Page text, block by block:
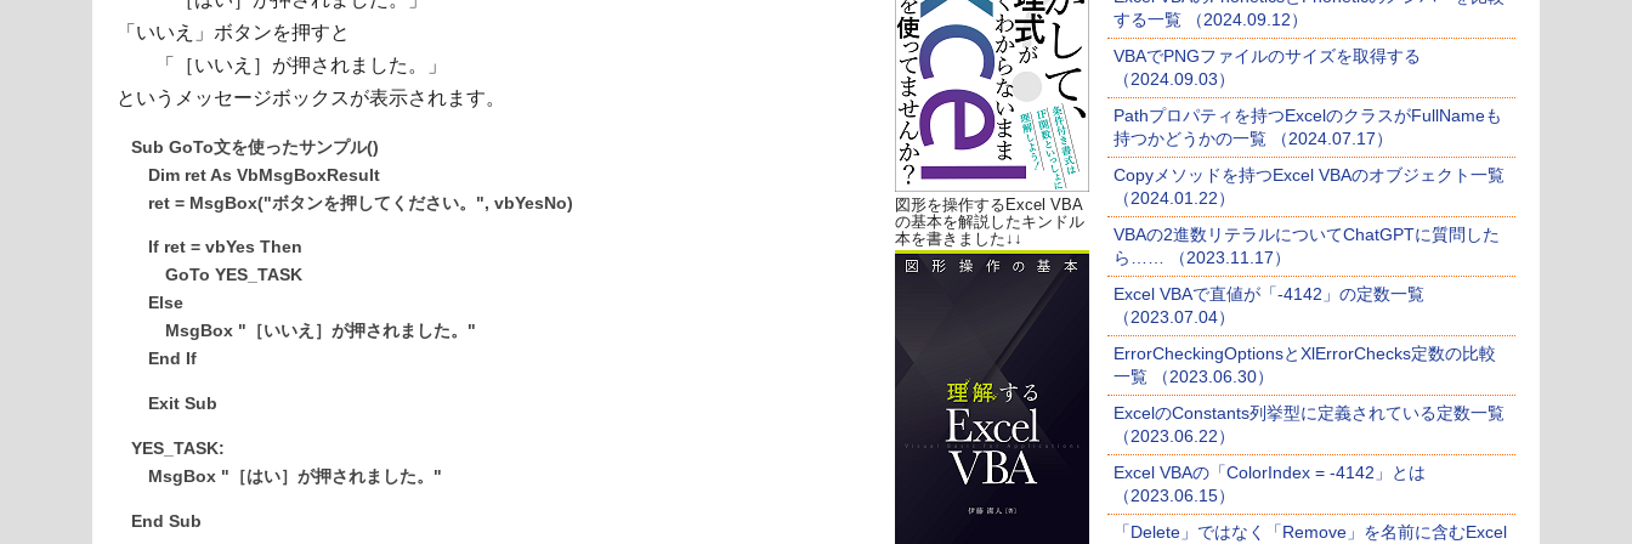
「いいえ」ボタンを押すと
「［いいえ］が押されました。」
というメッセージボックスが表示されます。
Sub GoTo文を使ったサンプル()
Dim ret As VbMsgBoxResult
ret = MsgBox("ボタンを押してください。", vbYesNo)
If ret = vbYes Then
GoTo YES_TASK
Else
MsgBox "［いいえ］が押されました。"
End If
Exit Sub
YES_TASK:
MsgBox "［はい］が押されました。"
End Sub
図形を操作するExcel VBA
の基本を解説したキンドル
本を書きました↓↓
する一覧 （2024.09.12）
VBAでPNGファイルのサイズを取得する
（2024.09.03）
Pathプロパティを持つExcelのクラスがFullNameも
持つかどうかの一覧 （2024.07.17）
Copyメソッドを持つExcel VBAのオブジェクト一覧
（2024.01.22）
VBAの2進数リテラルについてChatGPTに質問した
ら…… （2023.11.17）
Excel VBAで直値が「-4142」の定数一覧
（2023.07.04）
ErrorCheckingOptionsとXlErrorChecks定数の比較
一覧 （2023.06.30）
ExcelのConstants列挙型に定義されている定数一覧
（2023.06.22）
Excel VBAの「ColorIndex = -4142」とは
（2023.06.15）
「Delete」ではなく「Remove」を名前に含むExcel